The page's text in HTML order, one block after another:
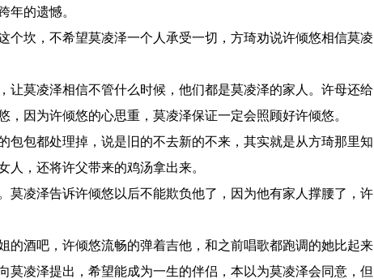
年的遗憾。
个坎，不希望莫凌泽一个人承受一切，方琦劝说许倾悠相信莫凌
让莫凌泽相信不管什么时候，他们都是莫凌泽的家人。许母还给
因为许倾悠的心思重，莫凌泽保证一定会照顾好许倾悠。
包包都处理掉，说是旧的不去新的不来，其实就是从方琦那里知
，还将许父带来的鸡汤拿出来。
莫凌泽告诉许倾悠以后不能欺负他了，因为他有家人撑腰了，许
的酒吧，许倾悠流畅的弹着吉他，和之前唱歌都跑调的她比起来
凌泽提出，希望能成为一生的伴侣，本以为莫凌泽会同意，但